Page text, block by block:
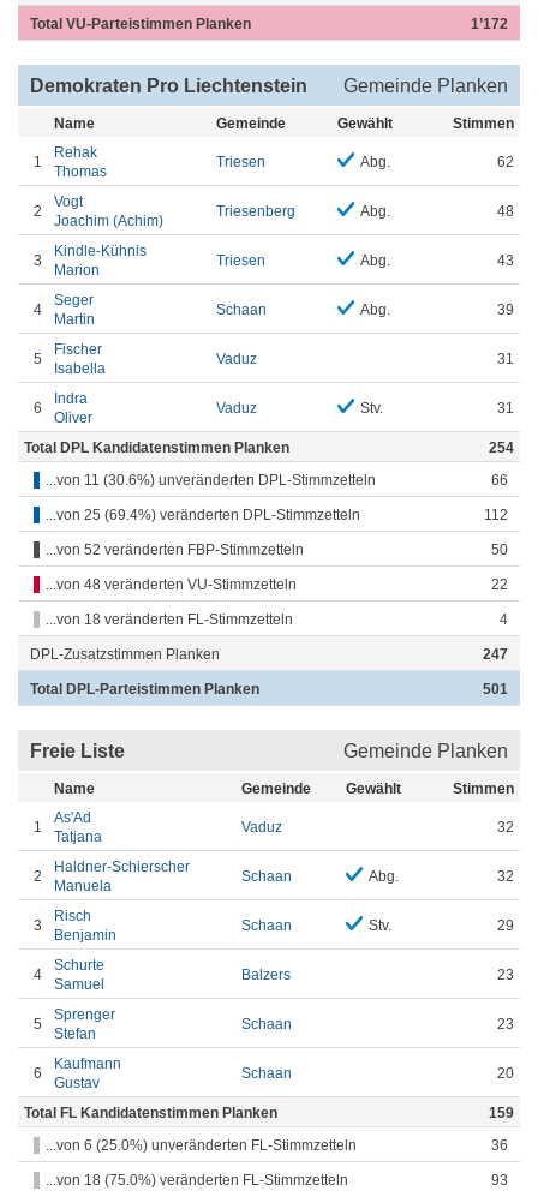
Total VU-Parteistimmen Planken 1’172
Demokraten Pro Liechtenstein Gemeinde Planken
Name Gemeinde Gewählt Stimmen
1
Rehak
Thomas
Triesen Abg. 62
2
Vogt
Joachim (Achim)
Triesenberg Abg. 48
3
Kindle-Kühnis
Marion
Triesen Abg. 43
4
Seger
Martin
Schaan Abg. 39
5
Fischer
Isabella
Vaduz 31
6
Indra
Oliver
Vaduz Stv. 31
Total DPL Kandidatenstimmen Planken
254
...von 11 (30.6%) unveränderten DPL-Stimmzetteln
66
...von 25 (69.4%) veränderten DPL-Stimmzetteln 112
...von 52 veränderten FBP-Stimmzetteln 50
...von 48 veränderten VU-Stimmzetteln 22
...von 18 veränderten FL-Stimmzetteln 4
DPL-Zusatzstimmen Planken 247
Total DPL-Parteistimmen Planken 501
Freie Liste Gemeinde Planken
Name Gemeinde Gewählt Stimmen
1
As'Ad
Tatjana
Vaduz 32
2
Haldner-Schierscher
Manuela
Schaan Abg. 32
3
Risch
Benjamin
Schaan Stv. 29
4
Schurte
Samuel
Balzers 23
5
Sprenger
Stefan
Schaan 23
6
Kaufmann
Gustav
Schaan 20
Total FL Kandidatenstimmen Planken
159
...von 6 (25.0%) unveränderten FL-Stimmzetteln
36
...von 18 (75.0%) veränderten FL-Stimmzetteln 93